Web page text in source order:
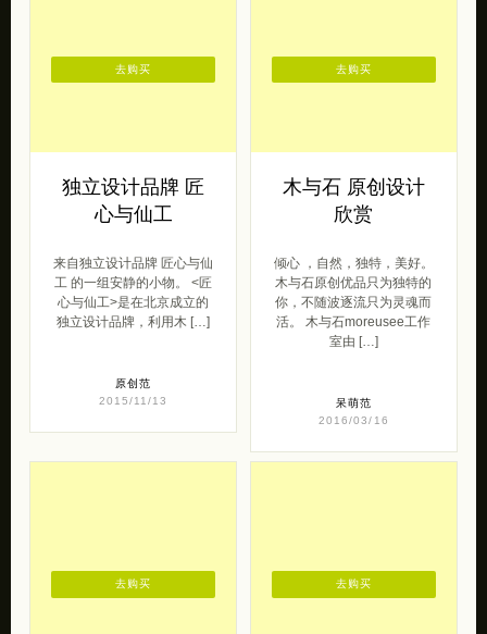
独立设计品牌 匠
心与仙工
来自独立设计品牌 匠心与仙
工 的一组安静的小物。 <匠
心与仙工>是在北京成立的
独立设计品牌，利用木 […]
原创范
2015/11/13
去购买
木与石 原创设计
欣赏
倾心 ，自然，独特，美好。
木与石原创优品只为独特的
你，不随波逐流只为灵魂而
活。 木与石moreusee工作
室由 […]
呆萌范
2016/03/16
去购买
去购买 去购买